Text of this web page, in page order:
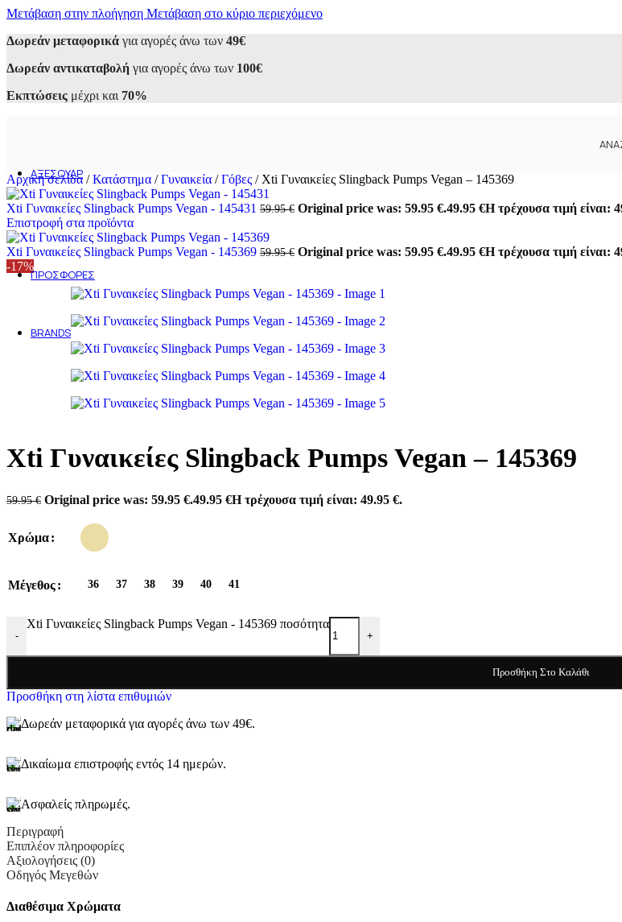
Μετάβαση στην πλοήγηση Μετάβαση στο κύριο περιεχόμενο
Δωρεάν μεταφορικά για αγορές άνω των 49€
Δωρεάν αντικαταβολή για αγορές άνω των 100€
Εκπτώσεις μέχρι και 70%
Sneakers
Casual
Oxfords
Σκαρπίνια
ΑΞΕΣΟΥΆΡ
Ανδρικά
Ανδρικά τσαντάκια
Ανδρικά πορτοφόλια
Γυναικεία
Γυναικείες Τσάντες
Γυναικεία Πορτοφόλια
ΠΡΟΣΦΟΡΈΣ
Ανδρικά
Γυναικεία
Outlet 50-70%
BRANDS
Alessandra Paggioti
Carmela
Dominique Shoes
Freemood
Gian Marco Venturi
Mago Shoes
Marina Militare
Miss NV
Mysoft
Pegada
Skechers
Valeria’s
Αρχική σελίδα / Κατάστημα / Γυναικεία / Γόβες / Xti Γυναικείες Slingback Pumps Vegan – 145369
Xti Γυναικείες Slingback Pumps Vegan - 145431 59.95€ Original price was: 59.95 €.49.95 €Η τρέχουσα τιμή είναι:
Επιστροφή στα προϊόντα
Xti Γυναικείες Slingback Pumps Vegan - 145369 59.95€ Original price was: 59.95 €.49.95 €Η τρέχουσα τιμή είναι:
-17%
Xti Γυναικείες Slingback Pumps Vegan – 145369
59.95€ Original price was: 59.95 €.49.95 €Η τρέχουσα τιμή είναι: 49.95 €.
Χρώμα
Μέγεθος 36 37 38 39 40 41
-
Xti Γυναικείες Slingback Pumps Vegan - 145369 ποσότητα
+
Προσθήκη Στο Καλάθι
Προσθήκη στη λίστα επιθυμιών
Δωρεάν μεταφορικά για αγορές άνω των 49€.
Δικαίωμα επιστροφής εντός 14 ημερών.
Ασφαλείς πληρωμές.
Περιγραφή
Επιπλέον πληροφορίες
Αξιολογήσεις (0)
Οδηγός Μεγεθών
Διαθέσιμα Χρώματα